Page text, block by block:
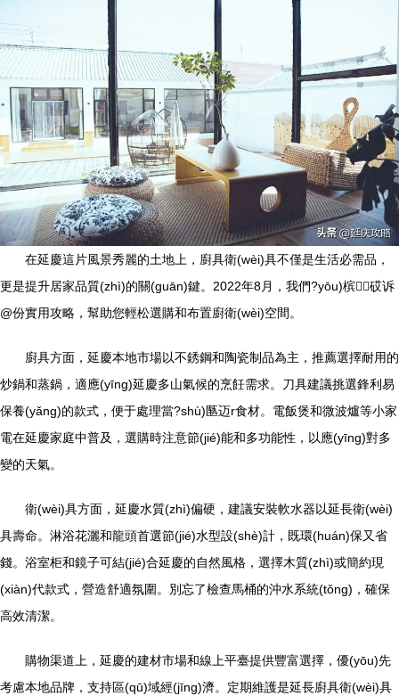
在延慶這片風景秀麗的土地上，廚具衛(wèi)具不僅是生活必需品，
更是提升居家品質(zhì)的關(guān)鍵。2022年8月，我們?yōu)槟砹诉
@份實用攻略，幫助您輕松選購和布置廚衛(wèi)空間。
廚具方面，延慶本地市場以不銹鋼和陶瓷制品為主，推薦選擇耐用的
炒鍋和蒸鍋，適應(yīng)延慶多山氣候的烹飪需求。刀具建議挑選鋒利易
保養(yǎng)的款式，便于處理當?shù)匦迈r食材。電飯煲和微波爐等小家
電在延慶家庭中普及，選購時注意節(jié)能和多功能性，以應(yīng)對多
變的天氣。
衛(wèi)具方面，延慶水質(zhì)偏硬，建議安裝軟水器以延長衛(wèi)
具壽命。淋浴花灑和龍頭首選節(jié)水型設(shè)計，既環(huán)保又省
錢。浴室柜和鏡子可結(jié)合延慶的自然風格，選擇木質(zhì)或簡約現
(xiàn)代款式，營造舒適氛圍。別忘了檢查馬桶的沖水系統(tǒng)，確保
高效清潔。
購物渠道上，延慶的建材市場和線上平臺提供豐富選擇，優(yōu)先
考慮本地品牌，支持區(qū)域經(jīng)濟。定期維護是延長廚具衛(wèi)具